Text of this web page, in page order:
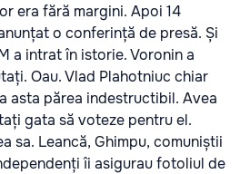
era fără margini. Apoi 14
o conferință de presă. Și
a intrat în istorie. Voronin a
Oau. Vlad Plahotniuc chiar
asta părea indestructibil. Avea
gata să voteze pentru el.
sa. Leancă, Ghimpu, comuniștii
îi asigurau fotoliul de